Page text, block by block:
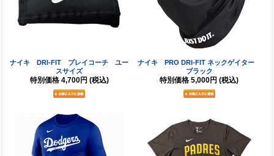
ナイキ DRI-FIT プレイコーチ ユー
スサイズ
特別価格 4,700円 (税込)
ナイキ PRO DRI-FIT ネックゲイター
ブラック
特別価格 5,000円 (税込)